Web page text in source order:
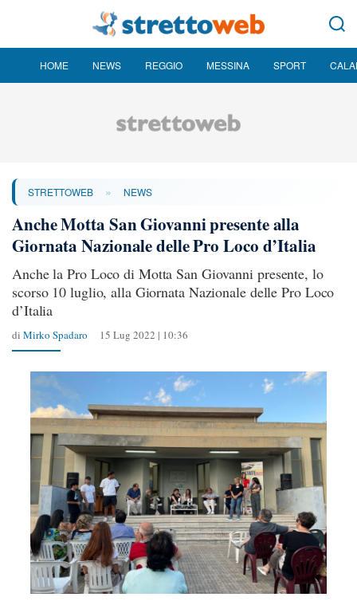
HOME NEWS REGGIO MESSINA SPORT
STRETTOWEB » NEWS
Anche Motta San Giovanni presente alla
Giornata Nazionale delle Pro Loco d’Italia
Anche la Pro Loco di Motta San Giovanni presente, lo
scorso 10 luglio, alla Giornata Nazionale delle Pro Loco
d’Italia
di Mirko Spadaro 15 Lug 2022 | 10:36